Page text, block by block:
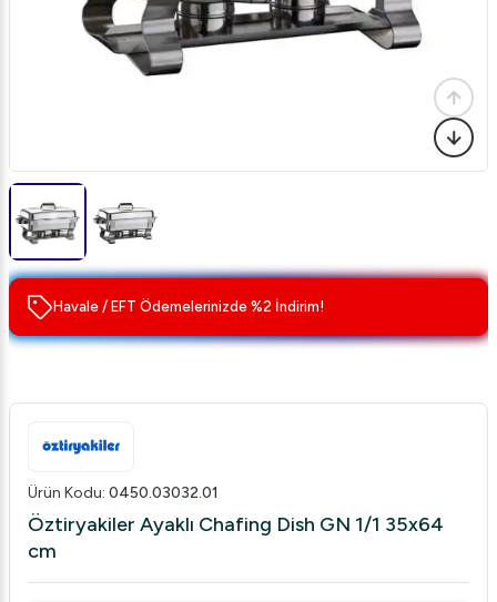
Havale / EFT Ödemelerinizde %2 İndirim!
Ürün Kodu: 0450.03032.01
Öztiryakiler Ayaklı Chafing Dish GN 1/1 35x64
cm